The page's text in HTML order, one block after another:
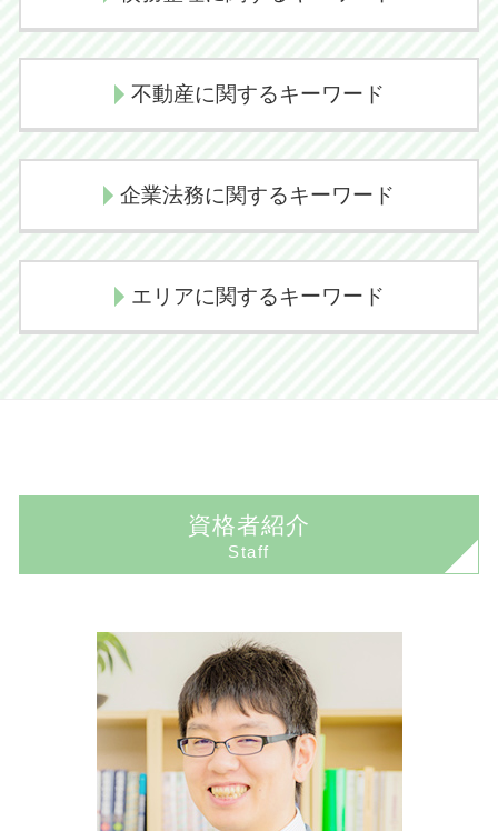
弁護士 示談交渉期間
交通事故 後遺障害
交通事故 示談交渉 弁護士
過失割合 決め方
交通事故 逸失利益
交通事故 示談交渉期間
過失割合 交通事故
交通事故 示談 長引く
交通事故慰謝料
交通事故 弁護士
相続放棄 管轄
相続手続き 費用
代襲相続 相続放棄
相続放棄
相続問題 弁護士
代襲相続 どこまで
代襲相続 トラブル
自己破産 デメリット
個人再生 流れ
任意整理とは
任意整理 デメリット
自己破産 手続き 期間
任意整理 費用
民事再生 会社更生 違い
自己破産とは
不動産に関するキーワード
任意売却の流れ
不動産売買トラブル 相談
境界線トラブル 相談
不動産売買トラブル 弁護士
境界線トラブル 植木
任意売却 競売
境界線トラブル 裁判
境界線トラブル 弁護士
企業法務に関するキーワード
顧問弁護士 費用
企業法務とは 弁護士
企業法務 法律事務所
契約法務
企業法務 顧問弁護士
企業法務 弁護士
顧問弁護士とは 個人
顧問弁護士 相場
企業法務 資格
エリアに関するキーワード
印西市 不動産 弁護士
佐倉市 債務整理 弁護士
香取市 債務整理 弁護士
成田市 企業法務 弁護士
成田市 不動産 弁護士
佐倉市 企業法務 弁護士
成田市 刑事事件 弁護士
香取市 刑事事件 弁護士
資格者紹介
Staff